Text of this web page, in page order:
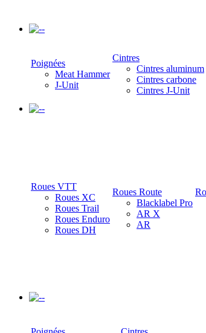
-
Poignées
Meat Hammer
J-Unit
Cintres
Cintres aluminum
Cintres carbone
Cintres J-Unit
-
Roues VTT
Roues XC
Roues Trail
Roues Enduro
Roues DH
Roues Route
Blacklabel Pro
AR X
AR
-